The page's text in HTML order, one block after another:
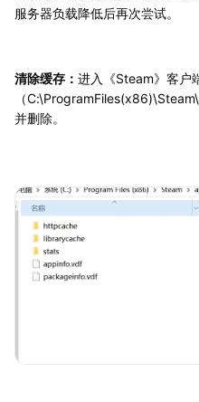
服务器负载降低后再次尝试。
清除缓存： 进入《Steam》客户
（
并删除。